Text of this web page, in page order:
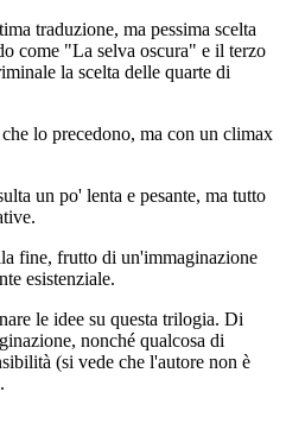
traduzione, ma pessima scelta
come "La selva oscura" e il terzo
la scelta delle quarte di
lo precedono, ma con un climax
un po' lenta e pesante, ma tutto
fine, frutto di un'immaginazione
esistenziale.
le idee su questa trilogia. Di
nonché qualcosa di
(si vede che l'autore non è